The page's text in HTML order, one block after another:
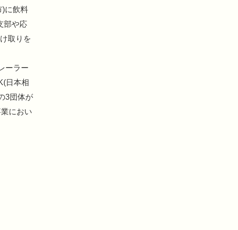
)に飲料
部や応
取りを
ーラー
日本相
3団体が
におい